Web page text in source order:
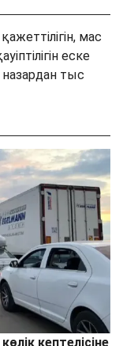
мас
еске
тыс
кептелісіне